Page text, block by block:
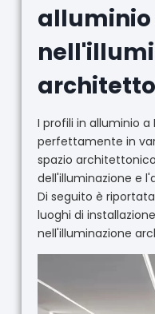
alluminio
I profili in alluminio a
perfettamente in
spazio
dell'illuminazione e
Di seguito è
luoghi di
nell'illuminazione